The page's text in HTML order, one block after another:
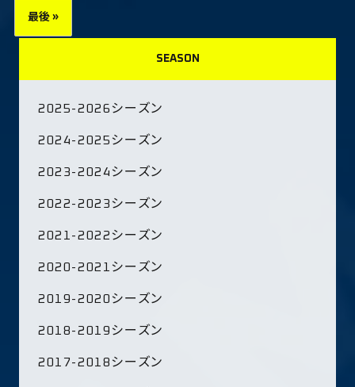
最後 »
SEASON
2025-2026シーズン
2024-2025シーズン
2023-2024シーズン
2022-2023シーズン
2021-2022シーズン
2020-2021シーズン
2019-2020シーズン
2018-2019シーズン
2017-2018シーズン